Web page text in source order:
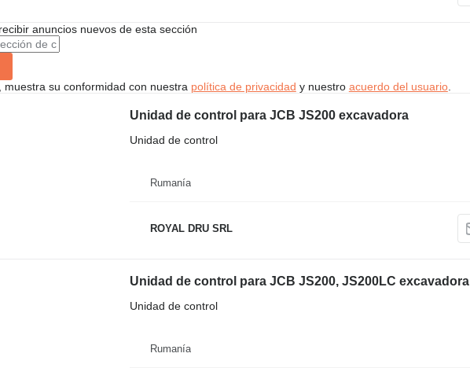
anuncios nuevos de esta sección
muestra su conformidad con nuestra política de privacidad y nuestro acuerdo del usuario.
Unidad de control para JCB JS200 excavadora
Unidad de control
Rumanía
ROYAL DRU SRL
Unidad de control para JCB JS200, JS200LC excavadora
Unidad de control
Rumanía